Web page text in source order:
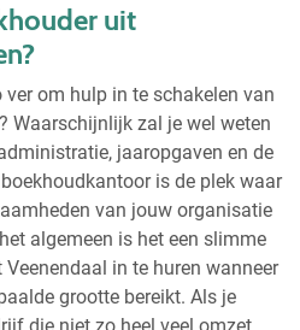
uit
om hulp in te schakelen van
Waarschijnlijk zal je wel weten
jaaropgaven en de
is de plek waar
van jouw organisatie
algemeen is het een slimme
in te huren wanneer
grootte bereikt. Als je